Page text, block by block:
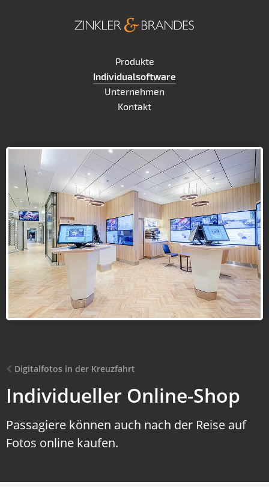
Produkte
Individualsoftware
Unternehmen
Kontakt
Digitalfotos in der Kreuzfahrt
Individueller Online-Shop
Passagiere können auch nach der Reise auf
Fotos online kaufen.